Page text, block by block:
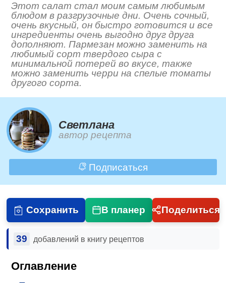
Этот салат стал моим самым любимым
блюдом в разгрузочные дни. Очень сочный,
очень вкусный, он быстро готовится и все
ингредиенты очень выгодно друг друга
дополняют. Пармезан можно заменить на
любимый сорт твердого сыра с
минимальной потерей во вкусе, также
можно заменить черри на спелые томаты
другого сорта.
Светлана
автор рецепта
Подписаться
Сохранить В планер Поделиться
39 добавлений в книгу рецептов
Оглавление